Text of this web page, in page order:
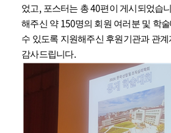
었고, 포스터는 총40편이 게시되었습
해주신 약 150명의 회원 여러분 및 학
수 있도록 지원해주신 후원기관과 관
감사드립니다.